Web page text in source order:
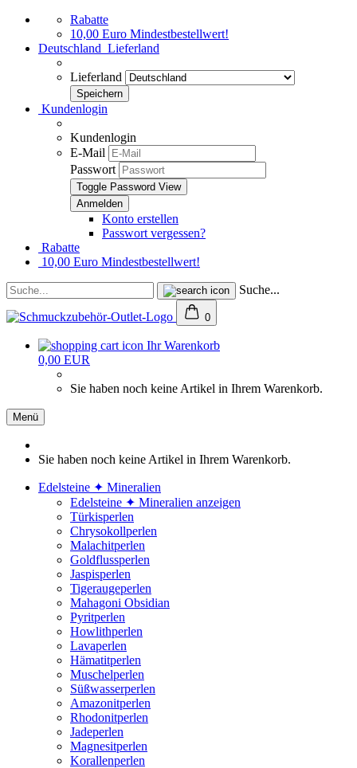
Rabatte
10,00 Euro Mindestbestellwert!
Deutschland Lieferland
Lieferland
Kundenlogin
Kundenlogin
E-Mail
Passwort
Toggle Password View
Konto erstellen
Passwort vergessen?
Rabatte
10,00 Euro Mindestbestellwert!
Suche...
0
Ihr Warenkorb
0,00 EUR
Sie haben noch keine Artikel in Ihrem Warenkorb.
Menü
Sie haben noch keine Artikel in Ihrem Warenkorb.
Edelsteine ✦ Mineralien
Edelsteine ✦ Mineralien anzeigen
Türkisperlen
Chrysokollperlen
Malachitperlen
Goldflussperlen
Jaspisperlen
Tigeraugeperlen
Mahagoni Obsidian
Pyritperlen
Howlithperlen
Lavaperlen
Hämatitperlen
Muschelperlen
Süßwasserperlen
Amazonitperlen
Rhodonitperlen
Jadeperlen
Magnesitperlen
Korallenperlen